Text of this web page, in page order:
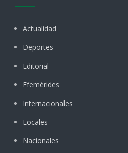
Actualidad
Deportes
Editorial
Efemérides
Internacionales
Locales
Nacionales